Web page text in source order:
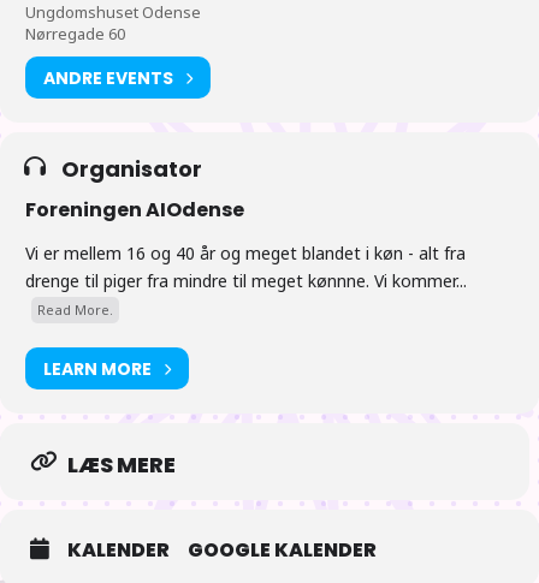
Mah Jongg vil forgår under hele dagen.
Ungdomshuset Odense
Nørregade 60
ANDRE EVENTS
Organisator
Foreningen AIOdense
Vi er mellem 16 og 40 år og meget blandet i køn - alt fra
drenge til piger fra mindre til meget kønnne. Vi kommer...
Read More.
LEARN MORE
LÆS MERE
KALENDER GOOGLE KALENDER